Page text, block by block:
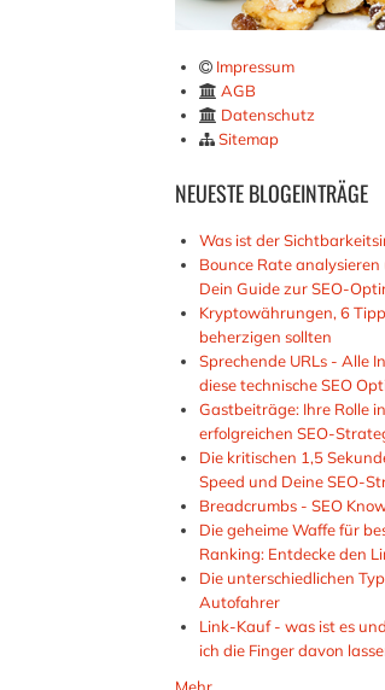
Impressum
AGB
Datenschutz
Sitemap
NEUESTEBLOGEINTRÄGE
Was ist der
Bounce Rate analysieren
Dein Guide zur SEO-
Kryptowährungen, 6
beherzigen sollten
Sprechende URLs - Alle
diese technische SEO
Gastbeiträge: Ihre Rolle
erfolgreichen SEO-
Die kritischen 1,5
Speed und Deine SEO-
Breadcrumbs - SEO
Die geheime Waffe für
Ranking: Entdecke den
Die unterschiedlichen
Autofahrer
Link-Kauf - was ist es
ich die Finger davon
Mehr